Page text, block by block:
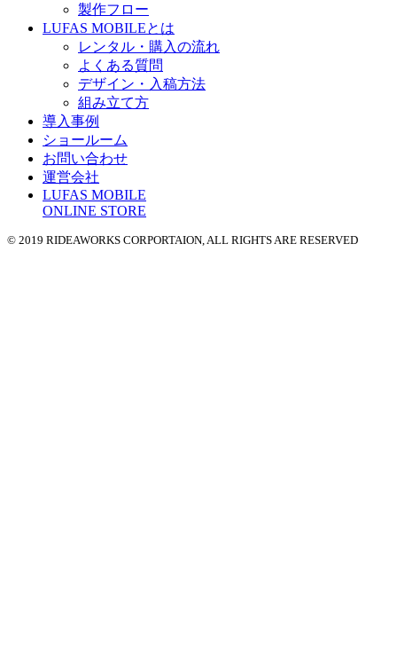
製作フロー
LUFAS MOBILEとは
レンタル・購入の流れ
よくある質問
デザイン・入稿方法
組み立て方
導入事例
ショールーム
お問い合わせ
運営会社
LUFAS MOBILE
ONLINE STORE
© 2019 RIDEAWORKS CORPORTAION, ALL RIGHTS ARE RESERVED